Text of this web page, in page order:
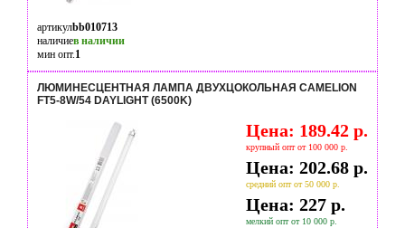
артикулbb010713
наличиев наличии
мин опт.1
ЛЮМИНЕСЦЕНТНАЯ ЛАМПА ДВУХЦОКОЛЬНАЯ CAMELION
FT5-8W/54 DAYLIGHT (6500K)
Цена: 189.42 р.
крупный опт от 100 000 р.
Цена: 202.68 р.
средний опт от 50 000 р.
Цена: 227 р.
мелкий опт от 10 000 р.